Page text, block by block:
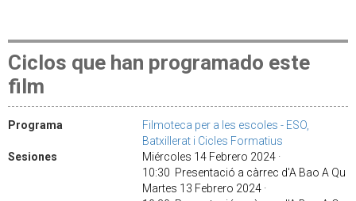
Ciclos que han programado este
film
Programa
Filmoteca per a les escoles - ESO,
Batxillerat i Cicles Formatius
Sesiones
Miércoles 14 Febrero 2024 ·
10:30 Presentació a càrrec d'A Bao A Qu
Martes 13 Febrero 2024 ·